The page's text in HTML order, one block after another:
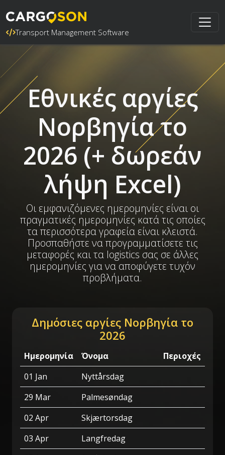
Transport Management Software
Εθνικές αργίες
Νορβηγία το
2026 (+ δωρεάν
λήψη Excel)
Οι εμφανιζόμενες ημερομηνίες είναι οι
πραγματικές ημερομηνίες κατά τις οποίες
τα περισσότερα γραφεία είναι κλειστά.
Προσπαθήστε να προγραμματίσετε τις
μεταφορές και τα logistics σας σε άλλες
ημερομηνίες για να αποφύγετε τυχόν
προβλήματα.
Δημόσιες αργίες Νορβηγία το
2026
Ημερομηνία Όνομα
Περιοχές
01 Jan
Nyttårsdag
29 Mar
Palmesøndag
02 Apr
Skjærtorsdag
03 Apr
Langfredag